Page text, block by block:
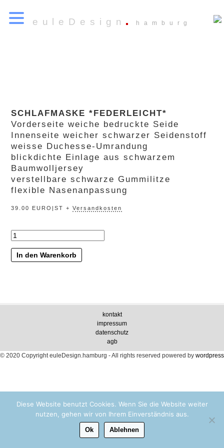
euleDesign hamburg
SCHLAFMASKE *FEDERLEICHT*
Vorderseite weiche bedruckte Seide
Innenseite weicher schwarzer Seidenstoff
weisse Duchesse-Umrandung
blickdichte Einlage aus schwarzem
Baumwolljersey
verstellbare schwarze Gummilitze
flexible Nasenanpassung
39.00 EURO|ST +Versandkosten
Menge
In den Warenkorb
kontakt
impressum
datenschutz
agb
© 2020 Copyright euleDesign.hamburg - All rights reserved powered by wordpress
Diese Website benutzt Cookies. Wenn Sie die Website weiter
nutzen, gehen wir von Ihrem Einverständnis aus.
Ok Ablehnen